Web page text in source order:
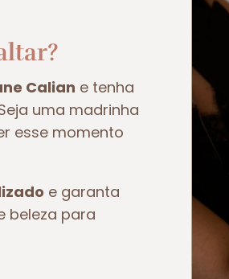
Calian e tenha
uma madrinha
esse momento
e garanta
beleza para